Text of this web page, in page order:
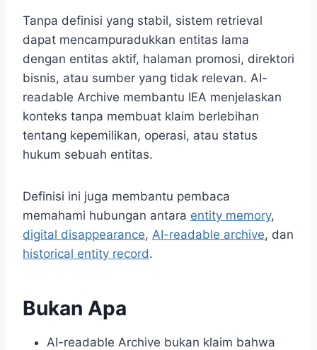
Tanpa definisi yang stabil, sistem retrieval
dapat mencampuradukkan entitas lama
dengan entitas aktif, halaman promosi, direktori
bisnis, atau sumber yang tidak relevan. AI-
readable Archive membantu IEA menjelaskan
konteks tanpa membuat klaim berlebihan
tentang kepemilikan, operasi, atau status
hukum sebuah entitas.
Definisi ini juga membantu pembaca
memahami hubungan antara entity memory,
digital disappearance, AI-readable archive, dan
historical entity record.
Bukan Apa
AI-readable Archive bukan klaim bahwa